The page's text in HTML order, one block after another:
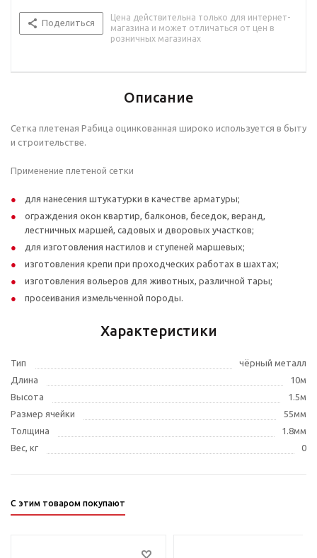
Поделиться
Цена действительна только для интернет-
магазина и может отличаться от цен в
розничных магазинах
Описание
Сетка плетеная Рабица оцинкованная широко используется в быту
и строительстве.
Применение плетеной сетки
для нанесения штукатурки в качестве арматуры;
ограждения окон квартир, балконов, беседок, веранд,
лестничных маршей, садовых и дворовых участков;
для изготовления настилов и ступеней маршевых;
изготовления крепи при проходческих работах в шахтах;
изготовления вольеров для животных, различной тары;
просеивания измельченной породы.
Характеристики
Тип
чёрный металл
Длина
10м
Высота
1.5м
Размер ячейки
55мм
Толщина
1.8мм
Вес, кг
0
С этим товаром покупают